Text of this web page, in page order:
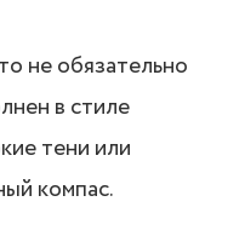
не обязательно
в стиле
тени или
компас.